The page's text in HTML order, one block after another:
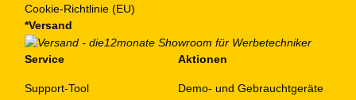
Cookie-Richtlinie (EU)
*Versand
Service
Support-Tool
Aktionen
Demo- und Gebrauchtgeräte